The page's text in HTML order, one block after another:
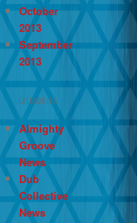
October
2013
September
2013
CATEGORIES
Almighty
Groove
News
Dub
Collective
News